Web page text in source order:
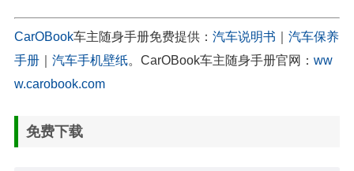
CarOBook车主随身手册免费提供： 汽车说明书
汽车保养
手册
汽车手机壁纸。CarOBook车主随身手册官网： ww
w.carobook.com
免费下载